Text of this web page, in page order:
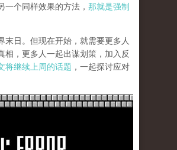
一个同样效果的方法， 那就是强制
末日。但现在开始，就需要更多人
相，更多人一起出谋划策，加入反
将继续上周的话题 ，一起探讨应对